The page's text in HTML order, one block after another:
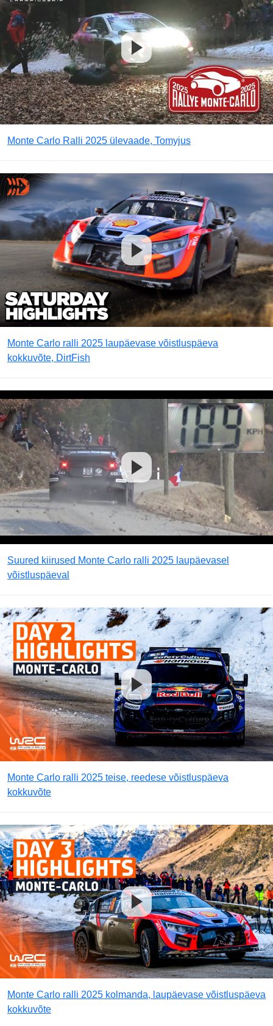
Monte Carlo Ralli 2025 ülevaade, Tomyjus
Monte Carlo ralli 2025 laupäevase võistluspäeva
kokkuvõte, DirtFish
Suured kiirused Monte Carlo ralli 2025 laupäevasel
võistluspäeval
Monte Carlo ralli 2025 teise, reedese võistluspäeva
kokkuvõte
Monte Carlo ralli 2025 kolmanda, laupäevase võistluspäeva
kokkuvõte